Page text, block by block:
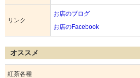
リンク
お店のブログ
お店のFacebook
オススメ
紅茶各種